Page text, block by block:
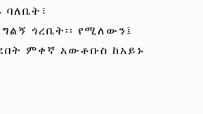
ባለቤት፣
ጎረቤት፡፡ የሚለውን፤
ምቀኛ አውቶቡስ ከአይኑ